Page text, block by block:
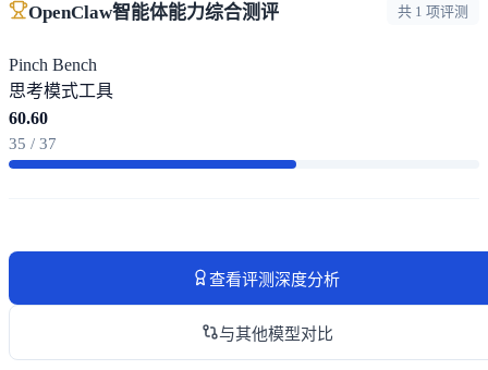
OpenClaw智能体能力综合测评 共 1 项评测
Pinch Bench
思考模式工具
60.60
35 / 37
查看评测深度分析
与其他模型对比